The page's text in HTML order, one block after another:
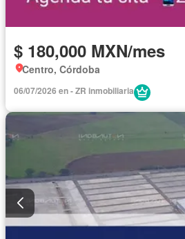
$ 180,000 MXN/mes
Centro, Córdoba
06/07/2026 en - ZR inmobiliaria